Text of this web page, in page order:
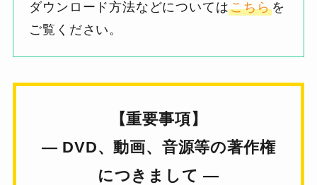
ダウンロード方法などについてはこちらを
ご覧ください。
【重要事項】
― DVD、動画、音源等の著作権
につきまして ―